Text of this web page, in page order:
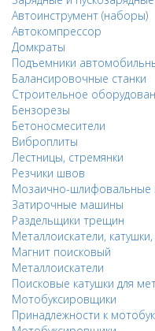
Автоинструмент (наборы)
Автокомпрессор
Домкраты
Подъемники
Балансировочные станки
Строительное
Бензорезы
Бетоносмесители
Виброплиты
Лестницы, стремянки
Резчики швов
Мозаично-
Затирочные машины
Раздельщики трещин
Металлоискатели,
Магнит поисковый
Металлоискатели
Поисковые катушки для
Мотобуксировщики
Принадлежности к